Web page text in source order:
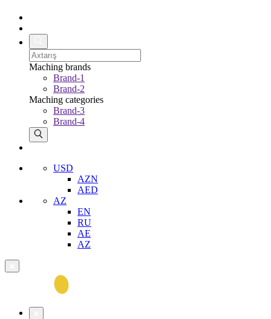
Maching brands
Brand-1
Brand-2
Maching categories
Brand-3
Brand-4
USD
AZN
AED
AZ
EN
RU
AE
AZ